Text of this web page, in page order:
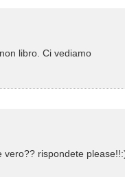
libro. Ci vediamo
vero?? rispondete